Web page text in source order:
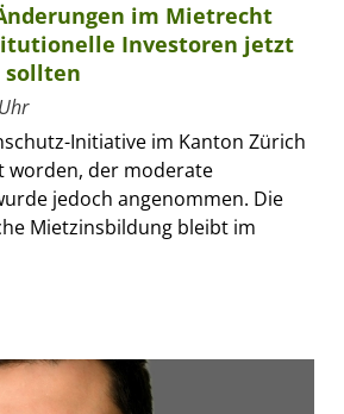
im Mietrecht
Investoren jetzt
sollten
Initiative im Kanton Zürich
worden, der moderate
jedoch angenommen. Die
Mietzinsbildung bleibt im